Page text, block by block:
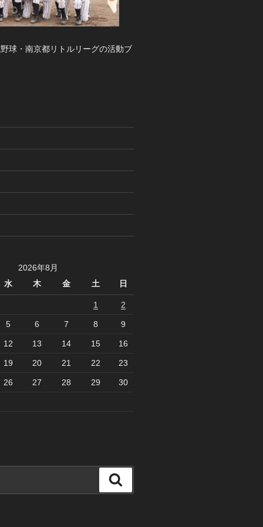
球・南京都リトルリーグの活動ブ
2026年8月
水
木 金 土 日
1 2
5 6 7 8 9
12 13 14 15 16
19 20 21 22 23
26 27 28 29 30
索